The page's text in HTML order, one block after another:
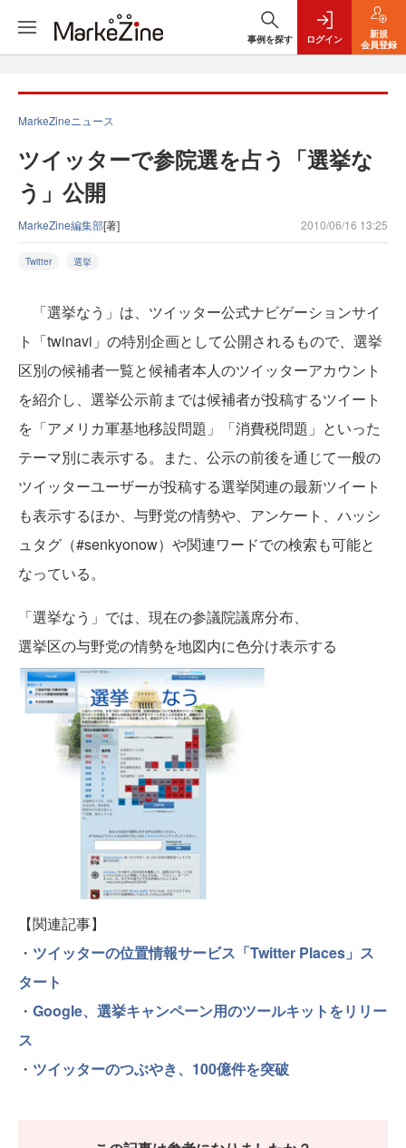
事例を探す ログイン
新規
会員登録
MarkeZineニュース
ツイッターで参院選を占う「選挙な
う」公開
MarkeZine編集部[著] 2010/06/16 13:25
Twitter 選挙
「選挙なう」は、ツイッター公式ナビゲーションサイ
ト「twinavi」の特別企画として公開されるもので、選挙
区別の候補者一覧と候補者本人のツイッターアカウント
を紹介し、選挙公示前までは候補者が投稿するツイート
を「アメリカ軍基地移設問題」「消費税問題」といった
テーマ別に表示する。また、公示の前後を通じて一般の
ツイッターユーザーが投稿する選挙関連の最新ツイート
も表示するほか、与野党の情勢や、アンケート、ハッシ
ュタグ（#senkyonow）や関連ワードでの検索も可能と
なっている。
「選挙なう」では、現在の参議院議席分布、
選挙区の与野党の情勢を地図内に色分け表示する
【関連記事】
・ ツイッターの位置情報サービス「Twitter Places」ス
タート
・ Google、選挙キャンペーン用のツールキットをリリー
ス
・ ツイッターのつぶやき、100億件を突破